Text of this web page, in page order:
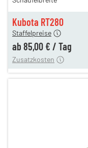
Kubota RT280
103,00 €
Staffelpreise
ab 85,00 € / Tag
12,00 €
Zusatzkosten